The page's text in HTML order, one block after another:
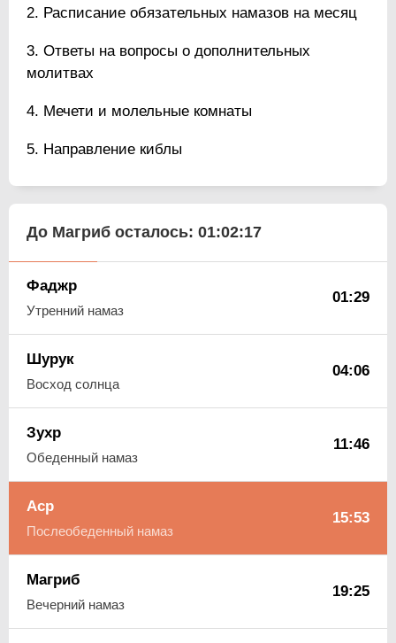
Расписание обязательных намазов на месяц
Ответы на вопросы о дополнительных
молитвах
Мечети и молельные комнаты
Направление киблы
До Магриб осталось: 01:02:16
Фаджр
Утренний намаз
01:29
Шурук
Восход солнца
04:06
Зухр
Обеденный намаз
11:46
Аср
Послеобеденный намаз
15:53
Магриб
Вечерний намаз
19:25